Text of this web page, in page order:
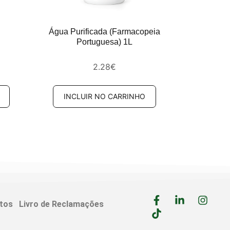
Água Purificada (Farmacopeia
Portuguesa) 1L
2.28€
INCLUIR NO CARRINHO
Livro de Reclamações